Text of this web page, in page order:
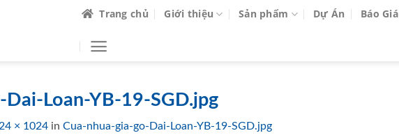
Trang chủ Giới thiệu Sản phẩm Dự Án Báo Giá
Dai-Loan-YB-19-SGD.jpg
× 1024 in Cua-nhua-gia-go-Dai-Loan-YB-19-SGD.jpg